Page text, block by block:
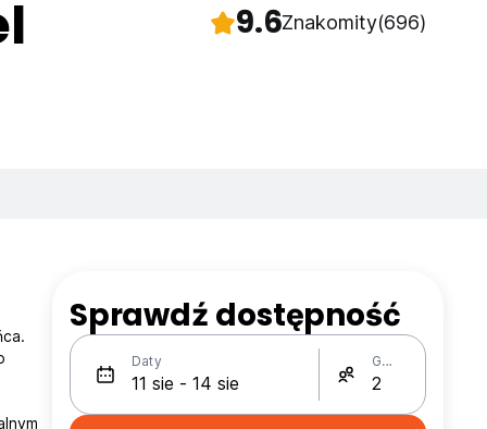
9.6Znakomity(696)
Sprawdź dostępność
Daty Gości